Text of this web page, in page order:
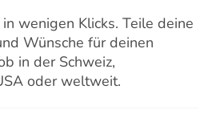
wenigen Klicks. Teile deine
Wünsche für deinen
in der Schweiz,
oder weltweit.